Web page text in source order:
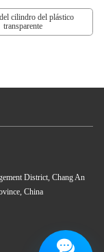
cilindro del plástico
transparente
District, Chang An
China